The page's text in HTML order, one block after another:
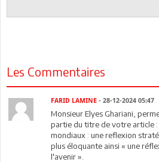
Les Commentaires
FARID LAMINE - 28-12-2024 05:47
Monsieur Elyes Ghariani,
partie du titre de votre article
mondiaux : une reflexion
plus éloquante ainsi « une
l'avenir ».